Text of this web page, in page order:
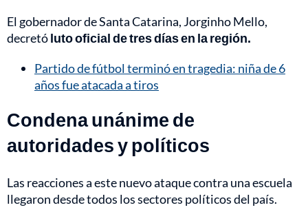
El gobernador de Santa Catarina, Jorginho Mello,
decretóluto oficial de tres días en la región.
Partido de fútbol terminó en tragedia: niña de 6
años fue atacada a tiros
Condena unánime de
autoridades y políticos
Las reacciones a este nuevo ataque contra una escuela
llegaron desde todos los sectores políticos del país.